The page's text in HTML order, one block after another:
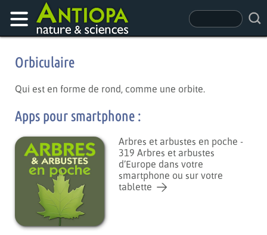
Orbiculaire
Qui est en forme de rond, comme une orbite.
Apps pour smartphone :
Arbres et arbustes en poche -
319 Arbres et arbustes
d’Europe dans votre
smartphone ou sur votre
tablette